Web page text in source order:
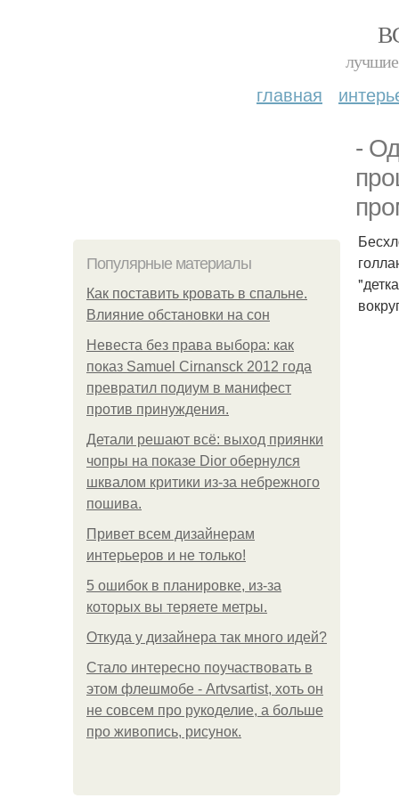
лучшие
главная
-
Популярные материалы
Как поставить кровать в спальне.
Влияние обстановки на сон
Невеста без права выбора: как
показ Samuel Cirnansck 2012 года
превратил подиум в манифест
против принуждения.
Детали решают всё: выход приянки
чопры на показе Dior обернулся
шквалом критики из-за небрежного
пошива.
Привет всем дизайнерам
интерьеров и не только!
5 ошибок в планировке, из-за
которых вы теряете метры.
Откуда у дизайнера так много идей?
Стало интересно поучаствовать в
этом флешмобе - Artvsartist, хоть он
не совсем про рукоделие, а больше
про живопись, рисунок.